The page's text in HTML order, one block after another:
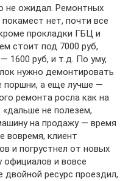
не ожидал. Ремонтных
нет, почти все
прокладки ГБЦ и
стоит под 7000 руб,
1600 руб, и т.д. По уму,
нужно демонтировать
поршни, а еще лучше —
ремонта росла как на
не полезем,
на продажу — время
вовремя, клиент
и погрустнел от новых
официалов и вовсе
ресурс проездил,